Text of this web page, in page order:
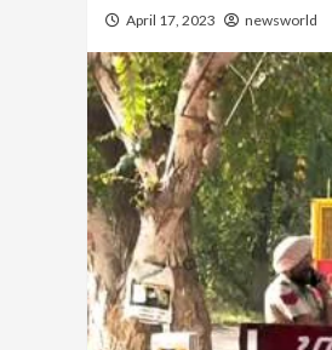
April 17, 2023 newsworld